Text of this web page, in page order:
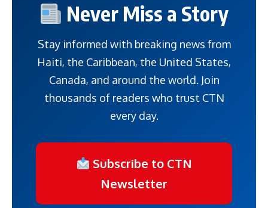
Never Miss a Story
Stay informed with breaking news from
Haiti, the Caribbean, the United States,
Canada, and around the world. Join
thousands of readers who trust CTN
every day.
Subscribe to CTN
Newsletter